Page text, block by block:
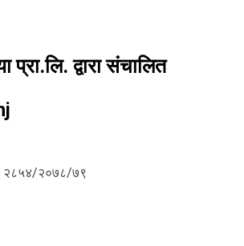
प्रा.लि. द्वारा संचालित
: २८५४/२०७८/७९